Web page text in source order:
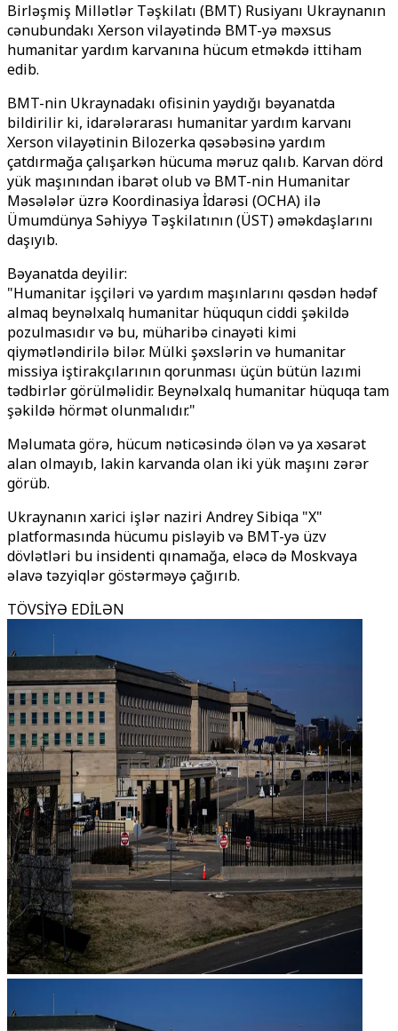
Birləşmiş Millətlər Təşkilatı (BMT) Rusiyanı Ukraynanın
cənubundakı Xerson vilayətində BMT-yə məxsus
humanitar yardım karvanına hücum etməkdə ittiham
edib.
BMT-nin Ukraynadakı ofisinin yaydığı bəyanatda
bildirilir ki, idarələrarası humanitar yardım karvanı
Xerson vilayətinin Bilozerka qəsəbəsinə yardım
çatdırmağa çalışarkən hücuma məruz qalıb. Karvan dörd
yük maşınından ibarət olub və BMT-nin Humanitar
Məsələlər üzrə Koordinasiya İdarəsi (OCHA) ilə
Ümumdünya Səhiyyə Təşkilatının (ÜST) əməkdaşlarını
daşıyıb.
Bəyanatda deyilir:
"Humanitar işçiləri və yardım maşınlarını qəsdən hədəf
almaq beynəlxalq humanitar hüququn ciddi şəkildə
pozulmasıdır və bu, müharibə cinayəti kimi
qiymətləndirilə bilər. Mülki şəxslərin və humanitar
missiya iştirakçılarının qorunması üçün bütün lazımi
tədbirlər görülməlidir. Beynəlxalq humanitar hüquqa tam
şəkildə hörmət olunmalıdır."
Məlumata görə, hücum nəticəsində ölən və ya xəsarət
alan olmayıb, lakin karvanda olan iki yük maşını zərər
görüb.
Ukraynanın xarici işlər naziri Andrey Sibiqa "X"
platformasında hücumu pisləyib və BMT-yə üzv
dövlətləri bu insidenti qınamağa, eləcə də Moskvaya
əlavə təzyiqlər göstərməyə çağırıb.
TÖVSİYƏ EDİLƏN